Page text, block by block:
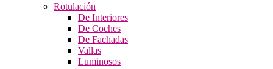
Rotulación
De Interiores
De Coches
De Fachadas
Vallas
Luminosos